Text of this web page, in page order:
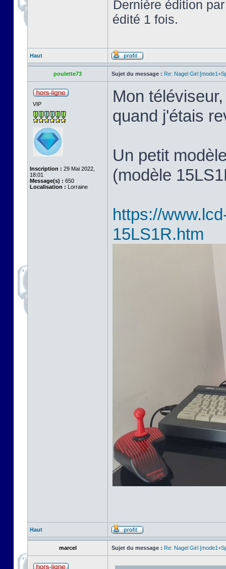
Dernière édition
édité 1 fois.
Haut
poulette73 Sujet du message : Re: Nagel Girl
VIP
Inscription : 29 Mai 2022,
18:01
Message(s) : 650
Localisation : Lorraine
Mon
quand j'étais
Un petit
(modèle
https://
15LS1R.htm
Haut
marcel Sujet du message : Re: Nagel Girl